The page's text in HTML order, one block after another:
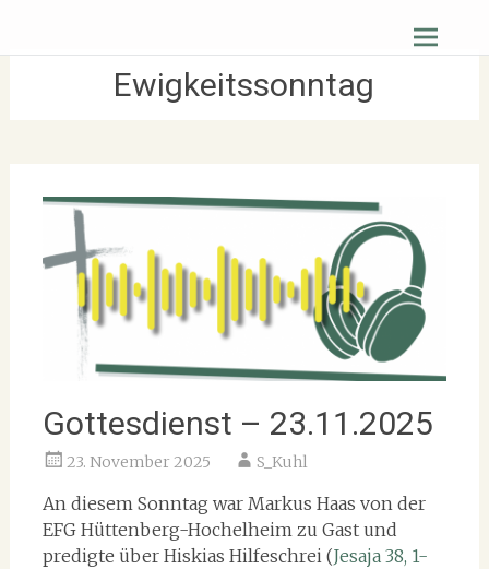
Christus Zuerst Gemeinde Hüttenberg
Ewigkeitssonntag
Gottesdienst – 23.11.2025
23. November 2025 S_Kuhl
An diesem Sonntag war Markus Haas von der
EFG Hüttenberg-Hochelheim zu Gast und
predigte über Hiskias Hilfeschrei (Jesaja 38, 1-